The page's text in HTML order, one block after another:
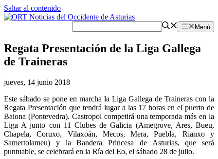
Saltar al contenido
Menú
Regata Presentación de la Liga Gallega
de Traineras
jueves, 14 junio 2018
Este sábado se pone en marcha la Liga Gallega de Traineras con la
Regata Presentación que tendrá lugar a las 17 horas en el puerto de
Baiona (Pontevedra). Castropol competirá una temporada más en la
Liga A junto con 11 Clubes de Galicia (Amegrove, Ares, Bueu,
Chapela, Coruxo, Vilaxoán, Mecos, Mera, Puebla, Rianxo y
Samertolameu) y la Bandera Princesa de Asturias, que será
puntuable, se celebrará en la Ría del Eo, el sábado 28 de julio.